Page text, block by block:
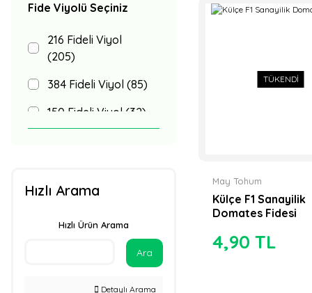
Manier Tohumculuk
(9)
Seminis Tohum (9)
Genetika
Tohumculuk (8)
Bejo Tohum
Asgen Tarım (5)
Bursa Tohumculuk
Fide Viyolü Seçiniz
216 Fideli Viyol
(205)
384 Fideli Viyol (85)
150 Fideli Viyol (32)
200 Fideli Viyol (20)
50 Fideli Viyol (15)
Hızlı Arama
Hızlı Ürün Arama
Ara
Detaylı Arama
TÜKENDİ
May Tohum
Külçe F1 Sanayilik
Domates Fidesi
4,90 TL